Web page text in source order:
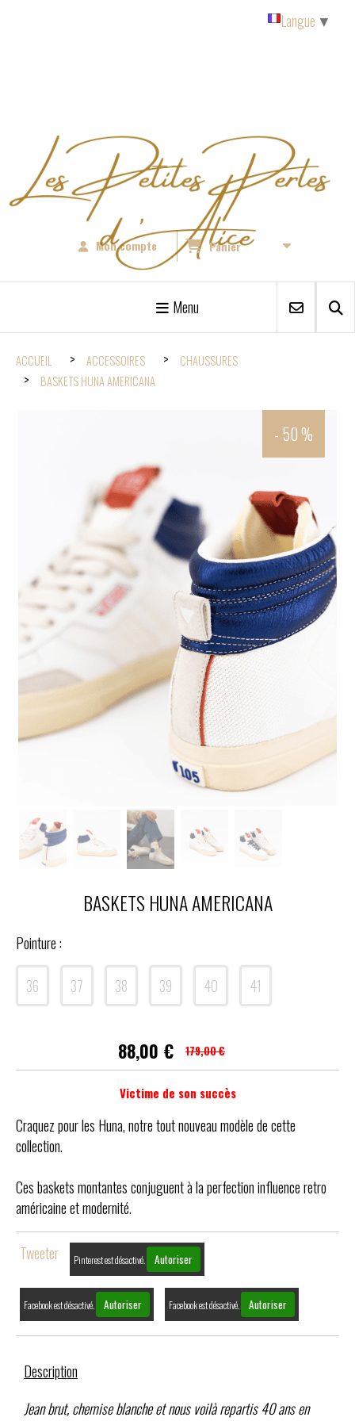
Mon compte Panier
Menu
ACCUEIL ACCESSOIRES
CHAUSSURES
BASKETS HUNA AMERICANA
- 50 %
BASKETS HUNA AMERICANA
Pointure :
36 37 38 39 40 41
88,00 € 179,00 €
Victime de son succès
Craquez pour les Huna, notre tout nouveau modèle de cette
collection.
Ces baskets montantes conjuguent à la perfection influence retro
américaine et modernité.
Tweeter Pinterest est désactivé. Autoriser
Facebook est désactivé. Autoriser Facebook est désactivé. Autoriser
Description
Jean brut, chemise blanche et nous voilà repartis 40 ans en
Langue ▼